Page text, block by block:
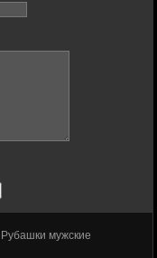
Рубашки мужские